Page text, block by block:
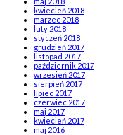
kwiecień 2018
marzec 2018
luty 2018
styczeń 2018
grudzień 2017
listopad 2017
październik 2017
wrzesień 2017
sierpień 2017
lipiec 2017
czerwiec 2017
maj 2017
kwiecień 2017
maj 2016